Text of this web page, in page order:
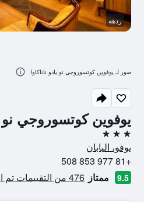
يوفوين كوتسوروجي نو
3 نجوم
يوفو، اليابان
+81 977 853 508
9.5 ممتاز 476 من التقييمات تم التحقق منها
ردهة
صور لـ يوفوين كوتسوروجي نو يادو ناناكاوا